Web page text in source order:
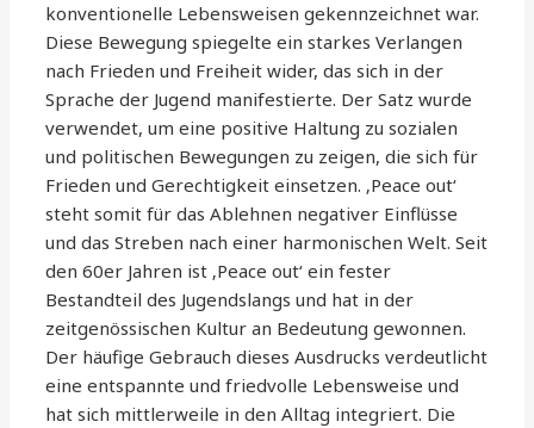
konventionelle Lebensweisen gekennzeichnet war.
Diese Bewegung spiegelte ein starkes Verlangen
nach Frieden und Freiheit wider, das sich in der
Sprache der Jugend manifestierte. Der Satz wurde
verwendet, um eine positive Haltung zu sozialen
und politischen Bewegungen zu zeigen, die sich für
Frieden und Gerechtigkeit einsetzen. ‚Peace out‘
steht somit für das Ablehnen negativer Einflüsse
und das Streben nach einer harmonischen Welt. Seit
den 60er Jahren ist ‚Peace out‘ ein fester
Bestandteil des Jugendslangs und hat in der
zeitgenössischen Kultur an Bedeutung gewonnen.
Der häufige Gebrauch dieses Ausdrucks verdeutlicht
eine entspannte und friedvolle Lebensweise und
hat sich mittlerweile in den Alltag integriert. Die